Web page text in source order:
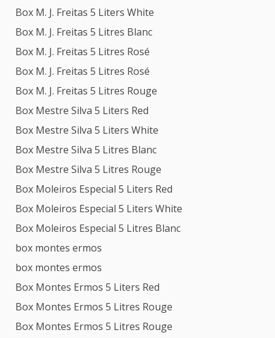
Box M. J. Freitas 5 Liters White
Box M. J. Freitas 5 Litres Blanc
Box M. J. Freitas 5 Litres Rosé
Box M. J. Freitas 5 Litres Rosé
Box M. J. Freitas 5 Litres Rouge
Box Mestre Silva 5 Liters Red
Box Mestre Silva 5 Liters White
Box Mestre Silva 5 Litres Blanc
Box Mestre Silva 5 Litres Rouge
Box Moleiros Especial 5 Liters Red
Box Moleiros Especial 5 Liters White
Box Moleiros Especial 5 Litres Blanc
box montes ermos
box montes ermos
Box Montes Ermos 5 Liters Red
Box Montes Ermos 5 Litres Rouge
Box Montes Ermos 5 Litres Rouge